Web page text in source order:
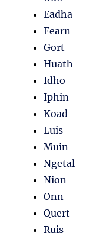
Eadha
Fearn
Gort
Huath
Idho
Iphin
Koad
Luis
Muin
Ngetal
Nion
Onn
Quert
Ruis